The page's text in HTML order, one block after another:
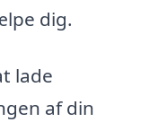
dig.
lade
af din